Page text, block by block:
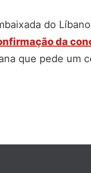
do
da
que pede um